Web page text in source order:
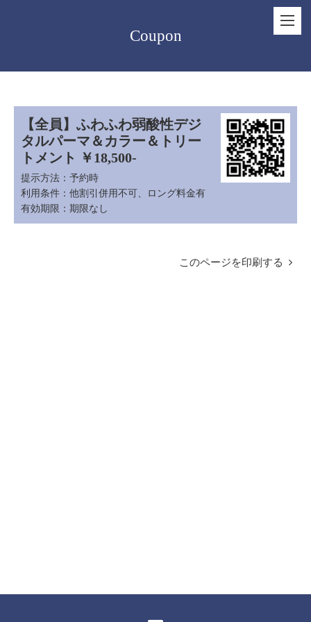
Coupon
【全員】ふわふわ弱酸性デジ
タルパーマ＆カラー＆トリー
トメント ￥18,500-
提示方法： 予約時
利用条件： 他割引併用不可、ロング料金有
有効期限： 期限なし
このページを印刷する